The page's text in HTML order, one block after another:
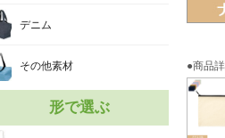
●商品
デニム
その他素材
形で選ぶ